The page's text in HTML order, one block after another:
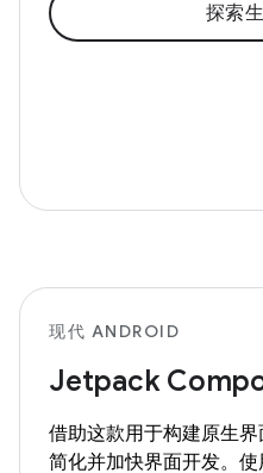
探索
现代 ANDROID
Jetpack
借助这款用于构建原生
简化并加快界面开发。